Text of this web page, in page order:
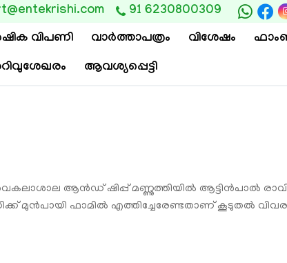
91 6230800309
വിപണി വാ‍ർത്താപത്രം വിശേഷം
ആവശ്യപ്പെട്ടി
ആന്‍ഡ് ഷിപ്പ് മണ്ണുത്തിയില്‍ ആട്ടിന്‍പാല്‍
മുന്‍പായി ഫാമില്‍ എത്തിച്ചേരേണ്ടതാണ് കൂടുതല്‍